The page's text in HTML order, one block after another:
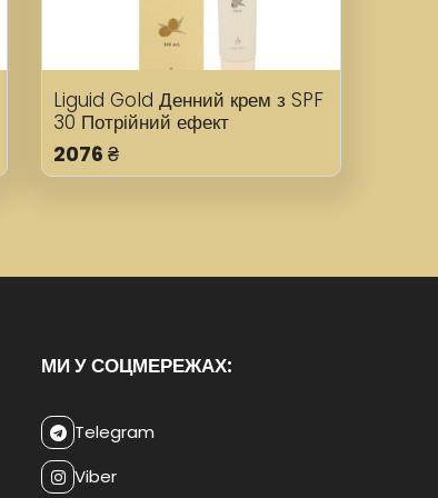
Liguid Gold Денний крем з SPF
30 Потрійний ефект
2076 ₴
МИ У СОЦМЕРЕЖАХ:
Telegram
Viber